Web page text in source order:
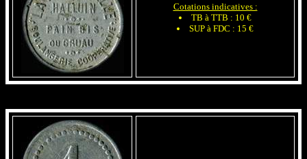
Cotations indicatives :
TB à TTB : 10 €
SUP à FDC : 15 €